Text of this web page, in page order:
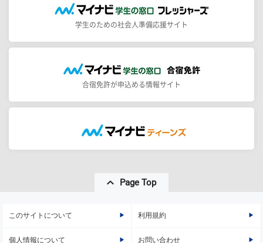
学生のための社会人準備応援サイト
合宿免許が申込める情報サイト
Page Top
このサイトについて 利用規約
個人情報について お問い合わせ